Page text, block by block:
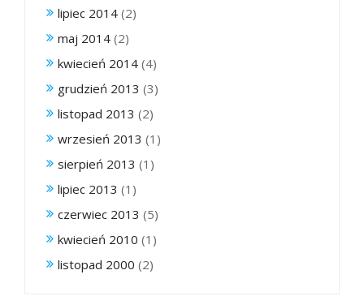
lipiec 2014 (2)
maj 2014 (2)
kwiecień 2014 (4)
grudzień 2013 (3)
listopad 2013 (2)
wrzesień 2013 (1)
sierpień 2013 (1)
lipiec 2013 (1)
czerwiec 2013 (5)
kwiecień 2010 (1)
listopad 2000 (2)